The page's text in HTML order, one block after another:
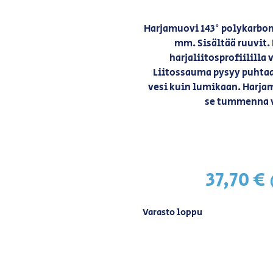
Harjamuovi 143°
mm. Sisältää
harjaliitosprofiililla
Liitossauma pysyy
vesi kuin lumikaan.
se
37,70€
Varasto loppu